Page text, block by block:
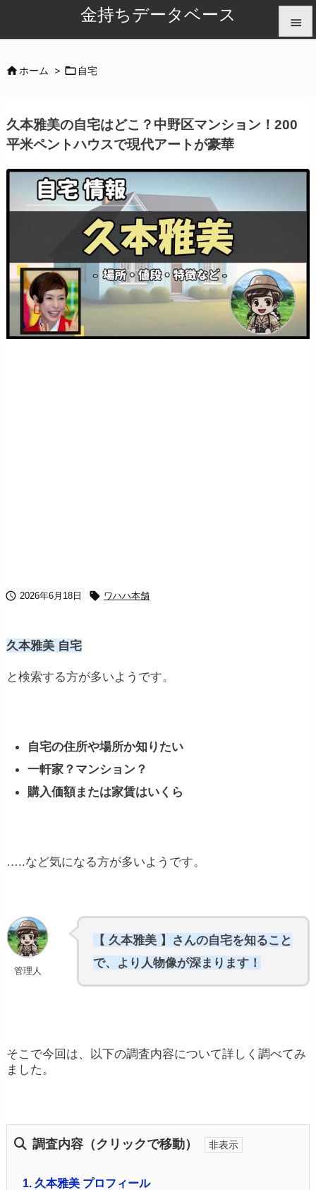
金持ちデータベース 


ホーム >  自宅
久本雅美の自宅はどこ？中野区マンション！200
平米ペントハウスで現代アートが豪華
 2026年6月18日  ワハハ本舗
久本雅美 自宅
と検索する方が多いようです。
自宅の住所や場所か知りたい
一軒家？マンション？
購入価額または家賃はいくら
…..など気になる方が多いようです。
管理人
【 久本雅美 】さんの自宅を知ること
で、より人物像が深まります！
そこで今回は、以下の調査内容について詳しく調べてみ
ました。
調査内容（クリックで移動）
1. 久本雅美 プロフィール